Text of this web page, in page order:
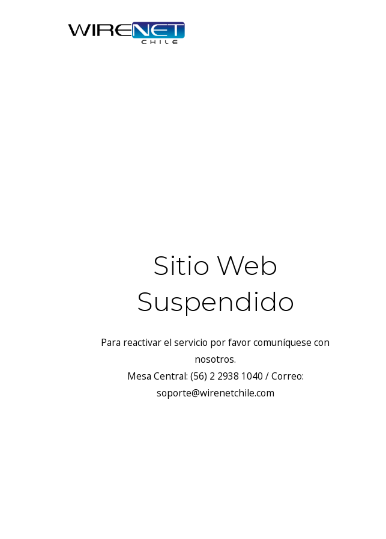
Sitio Web
Suspendido
Para reactivar el servicio por favor comuníquese con
nosotros.
Mesa Central: (56) 2 2938 1040 / Correo:
soporte@wirenetchile.com